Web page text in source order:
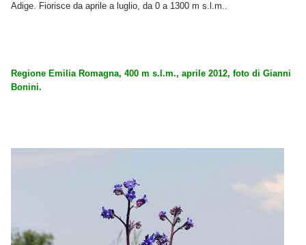
Adige. Fiorisce da aprile a luglio, da 0 a 1300 m s.l.m..
Regione Emilia Romagna, 400 m s.l.m., aprile 2012, foto di Gianni
Bonini.